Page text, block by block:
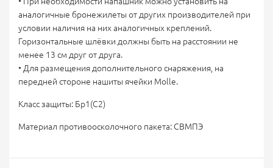
аналогичные бронежилеты от других производителей при
условии наличия на них аналогичных креплений.
Горизонтальные шлёвки должны быть на расстоянии не
менее 13 см друг от друга.
• Для размещения дополнительного снаряжения, на
передней стороне нашиты ячейки Molle.
Класс защиты: Бр1(С2)
Материал противоосколочного пакета: СВМПЭ